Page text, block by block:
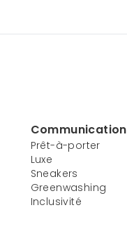
Communication
Prêt-à-porter
Luxe
Sneakers
Greenwashing
Inclusivité